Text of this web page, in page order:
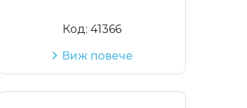
Код: 41366
Виж повече